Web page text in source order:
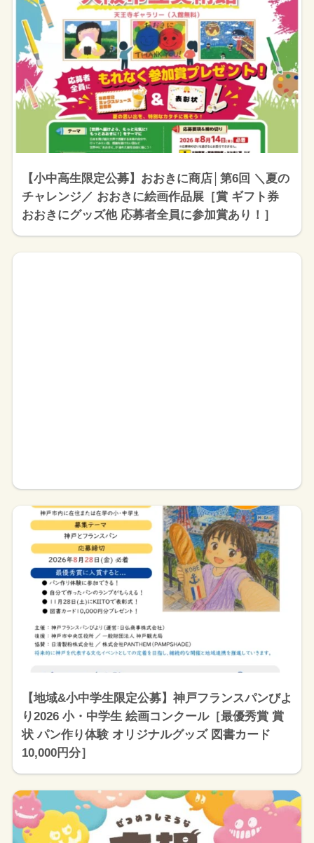
【小中高生限定公募】おおきに商店│第6回 ＼夏の
チャレンジ／ おおきに絵画作品展［賞 ギフト券
おおきにグッズ他 応募者全員に参加賞あり！］
【地域&小中学生限定公募】神戸フランスパンびよ
り2026 小・中学生 絵画コンクール［最優秀賞 賞
状 パン作り体験 オリジナルグッズ 図書カード
10,000円分］